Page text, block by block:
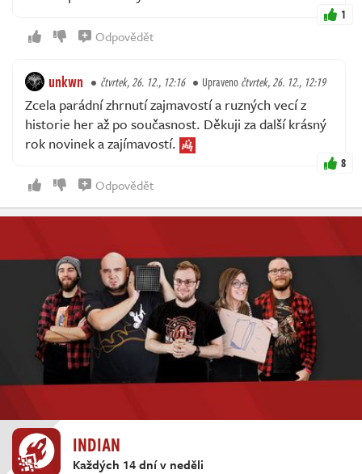
INDIAN
Každých 14 dní v neděli
1
Odpovědět
unkwn čtvrtek, 26. 12., 12:16 Upravenočtvrtek, 26. 12., 12:19
Zcela parádní zhrnutí zajmavostí a ruzných vecí z
historie her až po současnost. Děkuji za další krásný
rok novinek a zajímavostí.
8
Odpovědět